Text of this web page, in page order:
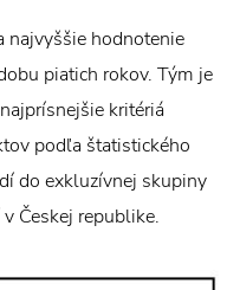
najvyššie hodnotenie
piatich rokov. Tým je
kritériá
podľa štatistického
do exkluzívnej skupiny
Českej republike.